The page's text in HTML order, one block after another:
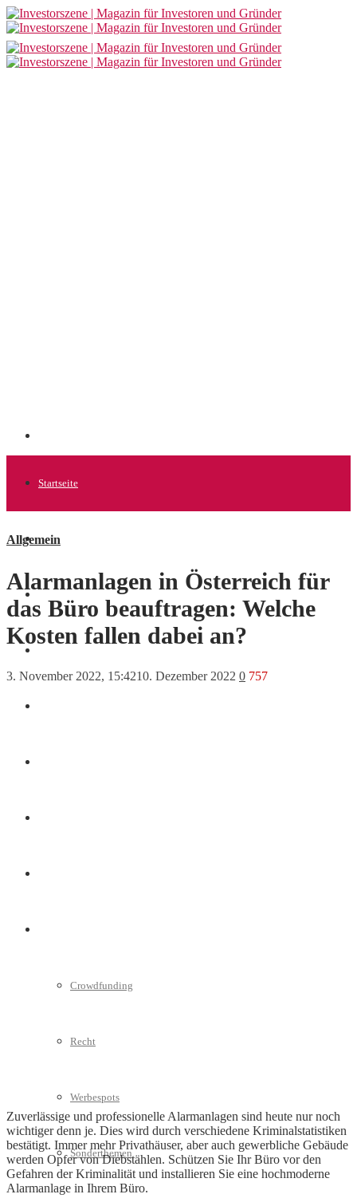
Startseite
Allgemein
Crowdfunding
Recht
Werbespots
Sonderthemen
Allgemein
Alarmanlagen in Österreich für
das Büro beauftragen: Welche
Kosten fallen dabei an?
3. November 2022, 15:4210. Dezember 2022 0 757
Zuverlässige und professionelle Alarmanlagen sind heute nur noch
wichtiger denn je. Dies wird durch verschiedene Kriminalstatistiken
bestätigt. Immer mehr Privathäuser, aber auch gewerbliche Gebäude
werden Opfer von Diebstählen. Schützen Sie Ihr Büro vor den
Gefahren der Kriminalität und installieren Sie eine hochmoderne
Alarmanlage in Ihrem Büro.